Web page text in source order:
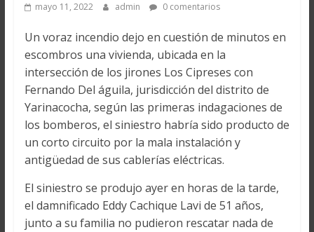
mayo 11, 2022 admin 0 comentarios
Un voraz incendio dejo en cuestión de minutos en
escombros una vivienda, ubicada en la
intersección de los jirones Los Cipreses con
Fernando Del águila, jurisdicción del distrito de
Yarinacocha, según las primeras indagaciones de
los bomberos, el siniestro habría sido producto de
un corto circuito por la mala instalación y
antigüedad de sus cablerías eléctricas.
El siniestro se produjo ayer en horas de la tarde,
el damnificado Eddy Cachique Lavi de 51 años,
junto a su familia no pudieron rescatar nada de